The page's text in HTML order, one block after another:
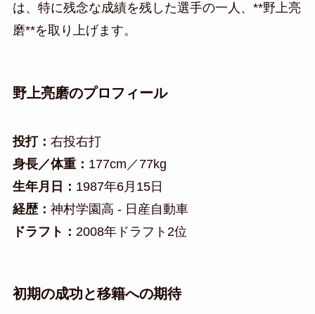
は、特に残念な成績を残した選手の一人、**野上亮
磨**を取り上げます。
野上亮磨のプロフィール
投打： 右投右打
身長／体重： 177cm／77kg
生年月日： 1987年6月15日
経歴： 神村学園高 - 日産自動車
ドラフト： 2008年ドラフト2位
初期の成功と移籍への期待